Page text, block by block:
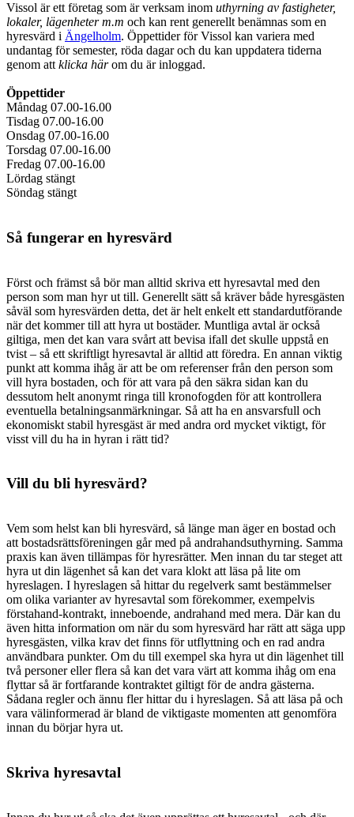
Vissol är ett företag som är verksam inom uthyrning av fastigheter,
lokaler, lägenheter m.m och kan rent generellt benämnas som en
hyresvärd i Ängelholm. Öppettider för Vissol kan variera med
undantag för semester, röda dagar och du kan uppdatera tiderna
genom att klicka härom du är inloggad.
Öppettider
Måndag 07.00-16.00
Tisdag 07.00-16.00
Onsdag 07.00-16.00
Torsdag 07.00-16.00
Fredag 07.00-16.00
Lördag stängt
Söndag stängt
Så fungerar en hyresvärd
Först och främst så bör man alltid skriva ett hyresavtal med den
person som man hyr ut till. Generellt sätt så kräver både hyresgästen
såväl som hyresvärden detta, det är helt enkelt ett standardutförande
när det kommer till att hyra ut bostäder. Muntliga avtal är också
giltiga, men det kan vara svårt att bevisa ifall det skulle uppstå en
tvist – så ett skriftligt hyresavtal är alltid att föredra. En annan viktig
punkt att komma ihåg är att be om referenser från den person som
vill hyra bostaden, och för att vara på den säkra sidan kan du
dessutom helt anonymt ringa till kronofogden för att kontrollera
eventuella betalningsanmärkningar. Så att ha en ansvarsfull och
ekonomiskt stabil hyresgäst är med andra ord mycket viktigt, för
visst vill du ha in hyran i rätt tid?
Vill du bli hyresvärd?
Vem som helst kan bli hyresvärd, så länge man äger en bostad och
att bostadsrättsföreningen går med på andrahandsuthyrning. Samma
praxis kan även tillämpas för hyresrätter. Men innan du tar steget att
hyra ut din lägenhet så kan det vara klokt att läsa på lite om
hyreslagen. I hyreslagen så hittar du regelverk samt bestämmelser
om olika varianter av hyresavtal som förekommer, exempelvis
förstahand-kontrakt, inneboende, andrahand med mera. Där kan du
även hitta information om när du som hyresvärd har rätt att säga upp
hyresgästen, vilka krav det finns för utflyttning och en rad andra
användbara punkter. Om du till exempel ska hyra ut din lägenhet till
två personer eller flera så kan det vara värt att komma ihåg om ena
flyttar så är fortfarande kontraktet giltigt för de andra gästerna.
Sådana regler och ännu fler hittar du i hyreslagen. Så att läsa på och
vara välinformerad är bland de viktigaste momenten att genomföra
innan du börjar hyra ut.
Skriva hyresavtal